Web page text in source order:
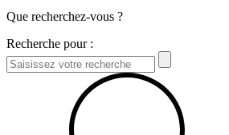
Que recherchez-vous ?
Recherche pour :